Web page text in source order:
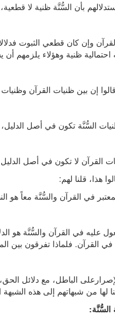
بأن السُّنَّة ظنية لا
وإن كان قطعي الثبوت
احتمالية ظنية وهؤلاء يلزمهم
إن بين ظنيات القرآن
السُّنَّة تكون في أصل
القرآن لا تكون في أصل
هذا، قلنا لهم:
في القرآن والسُّنَّة معاً هو
عليه في القرآن والسُّنَّة هو
القرآن. فلماذا تفرقون بين
الباطل، مع دلائل
لها من شبهاتهم إلى هذه
السُّنَّة: